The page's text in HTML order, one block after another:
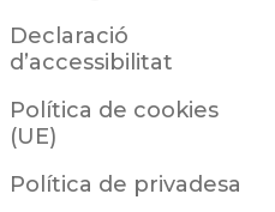
Declaració
d’accessibilitat
Política de cookies
(UE)
Política de privadesa